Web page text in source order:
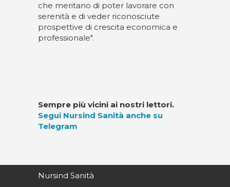
che meritano di poter lavorare con
serenità e di veder riconosciute
prospettive di crescita economica e
professionale".
Sempre più vicini ai nostri lettori.
Segui Nursind Sanità anche su
Telegram
Nursind Sanità